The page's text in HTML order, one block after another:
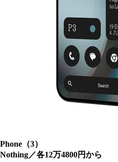
Phone（3）
Nothing／各12万4800円から